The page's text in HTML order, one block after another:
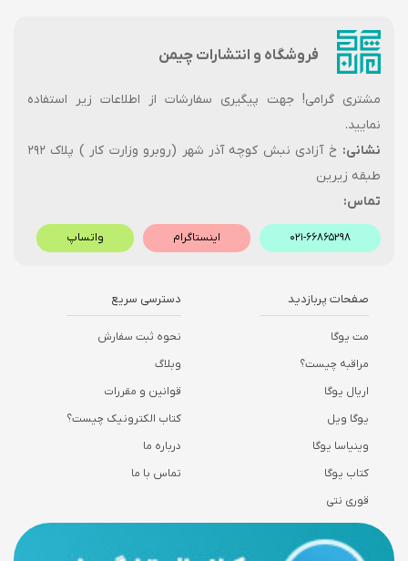
فروشگاه و انتشارات چیمن
مشتری گرامی! جهت پیگیری سفارشات از اطلاعات زیر استفاده
نمایید.
نشانی:
خ آزادی نبش کوچه آذر شهر (روبرو وزارت کار ) پلاک ۲۹۲
طبقه زیرین
تماس:
۰۲۱-۶۶۸۶۵۲۹۸ اینستاگرام واتساپ
صفحات پربازدید
مت یوگا
مراقبه چیست؟
اریال یوگا
یوگا ویل
وینیاسا یوگا
کتاب یوگا
قوری نتی
دسترسی سریع
نحوه ثبت سفارش
وبلاگ
قوانین و مقررات
کتاب الکترونیک چیست؟
درباره ما
تماس با ما